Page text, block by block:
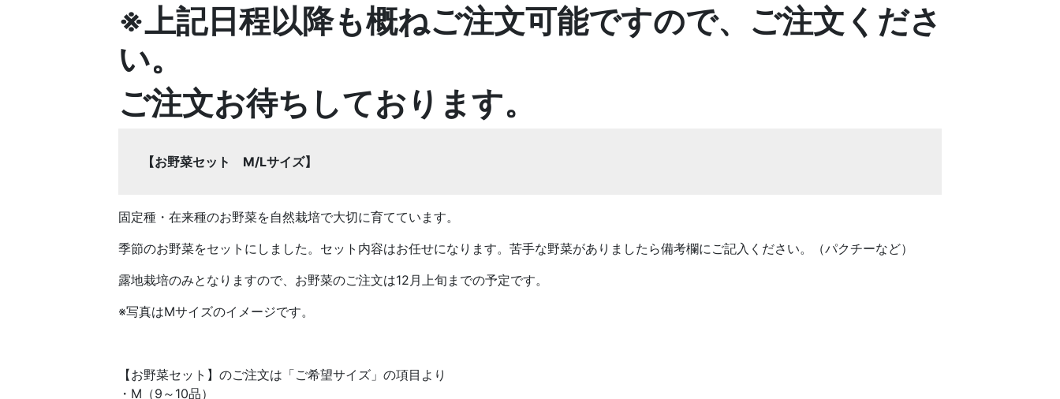
※上記日程以降も概ねご注文可能ですので、ご注文くださ
い。
ご注文お待ちしております。
【お野菜セット M/Lサイズ】
固定種・在来種のお野菜を自然栽培で大切に育てています。
季節のお野菜をセットにしました。セット内容はお任せになります。苦手な野菜がありましたら備考欄にご記入ください。（パクチーなど）
露地栽培のみとなりますので、お野菜のご注文は12月上旬までの予定です。
※写真はMサイズのイメージです。
【お野菜セット】のご注文は「ご希望サイズ」の項目より
・M（9～10品）